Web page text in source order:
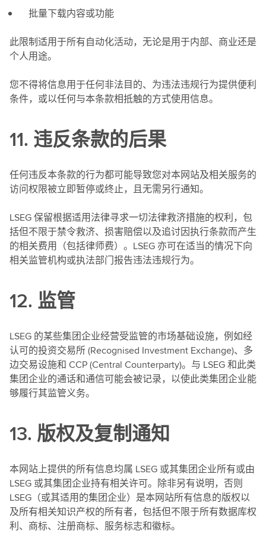
批量下载内容或功能
此限制适用于所有自动化活动，无论是用于内部、商业还是
个人用途。
您不得将信息用于任何非法目的、为违法违规行为提供便利
条件，或以任何与本条款相抵触的方式使用信息。
11. 违反条款的后果
任何违反本条款的行为都可能导致您对本网站及相关服务的
访问权限被立即暂停或终止，且无需另行通知。
LSEG 保留根据适用法律寻求一切法律救济措施的权利，包
括但不限于禁令救济、损害赔偿以及追讨因执行条款而产生
的相关费用（包括律师费）。LSEG 亦可在适当的情况下向
相关监管机构或执法部门报告违法违规行为。
12. 监管
LSEG 的某些集团企业经营受监管的市场基础设施，例如经
认可的投资交易所 (Recognised Investment Exchange)、多
边交易设施和 CCP (Central Counterparty)。与 LSEG 和此类
集团企业的通话和通信可能会被记录，以使此类集团企业能
够履行其监管义务。
13. 版权及复制通知
本网站上提供的所有信息均属 LSEG 或其集团企业所有或由
LSEG 或其集团企业持有相关许可。除非另有说明，否则
LSEG（或其适用的集团企业）是本网站所有信息的版权以
及所有相关知识产权的所有者，包括但不限于所有数据库权
利、商标、注册商标、服务标志和徽标。